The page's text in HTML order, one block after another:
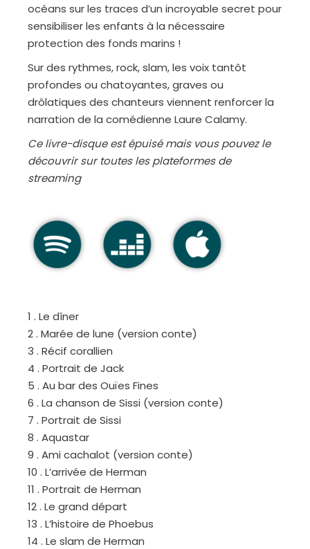
océans sur les traces d’un incroyable secret pour
sensibiliser les enfants à la nécessaire
protection des fonds marins !
Sur des rythmes, rock, slam, les voix tantôt
profondes ou chatoyantes, graves ou
drôlatiques des chanteurs viennent renforcer la
narration de la comédienne Laure Calamy.
Ce livre-disque est épuisé mais vous pouvez le
découvrir sur toutes les plateformes de
streaming
1 . Le dîner
2 . Marée de lune (version conte)
3 . Récif corallien
4 . Portrait de Jack
5 . Au bar des Ouïes Fines
6 . La chanson de Sissi (version conte)
7 . Portrait de Sissi
8 . Aquastar
9 . Ami cachalot (version conte)
10 . L’arrivée de Herman
11 . Portrait de Herman
12 . Le grand départ
13 . L’histoire de Phoebus
14 . Le slam de Herman